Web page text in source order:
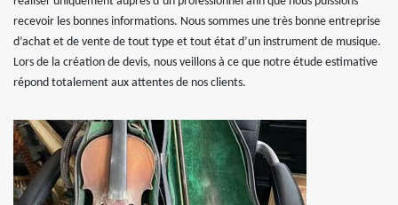
recevoir les bonnes informations. Nous sommes une très bonne entreprise
d’achat et de vente de tout type et tout état d’un instrument de musique.
Lors de la création de devis, nous veillons à ce que notre étude estimative
répond totalement aux attentes de nos clients.